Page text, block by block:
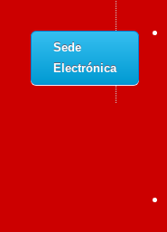
Sede
Electrónica